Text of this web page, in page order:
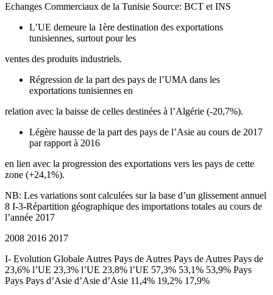
Echanges Commerciaux de la Tunisie Source: BCT et INS
L’UE demeure la 1ère destination des exportations
tunisiennes, surtout pour les
ventes des produits industriels.
Régression de la part des pays de l’UMA dans les
exportations tunisiennes en
relation avec la baisse de celles destinées à l’Algérie (-20,7%).
Légère hausse de la part des pays de l’Asie au cours de 2017
par rapport à 2016
en lien avec la progression des exportations vers les pays de cette
zone (+24,1%).
NB: Les variations sont calculées sur la base d’un glissement annuel
8 I-3-Répartition géographique des importations totales au cours de
l’année 2017
2008 2016 2017
I- Evolution Globale Autres Pays de Autres Pays de Autres Pays de
23,6% l’UE 23,3% l’UE 23,8% l’UE 57,3% 53,1% 53,9% Pays
Pays Pays d’Asie d’Asie d’Asie 11,4% 19,2% 17,9%